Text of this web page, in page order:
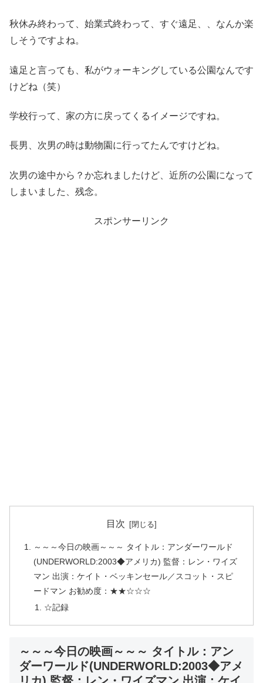
秋休み終わって、始業式終わって、すぐ遠足、、なんか楽
しそうですよね。
遠足と言っても、私がウォーキングしている公園なんです
けどね（笑）
学校行って、家の方に戻ってくるイメージですね。
長男、次男の時は動物園に行ってたんですけどね。
次男の途中から？か忘れましたけど、近所の公園になって
しまいました、残念。
スポンサーリンク
目次
～～～今日の映画～～～ タイトル：アンダーワールド
(UNDERWORLD:2003◆アメリカ) 監督：レン・ワイズ
マン 出演：ケイト・ベッキンセール／スコット・スピ
ードマン お勧め度：★★☆☆☆
☆記録
～～～今日の映画～～～ タイトル：アン
ダーワールド(UNDERWORLD:2003◆アメ